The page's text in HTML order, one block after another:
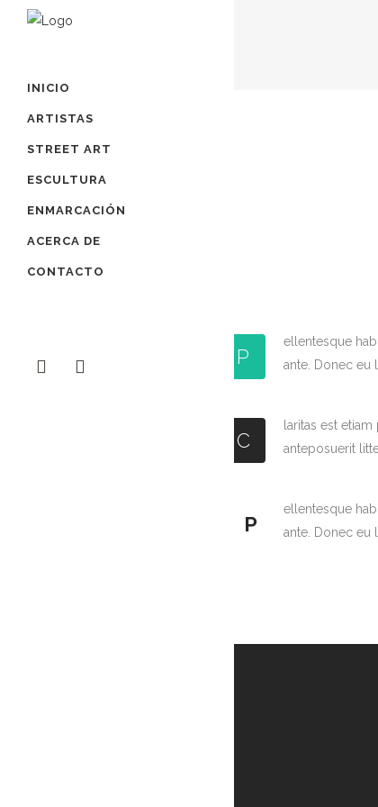
INICIO
ARTISTAS
STREET ART
ESCULTURA
ENMARCACIÓN
ACERCA DE
CONTACTO
P
ellentesque
ante. Donec eu
C
laritas est
anteposuerit
P
ellentesque
ante. Donec eu